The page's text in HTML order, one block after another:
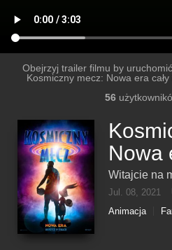
Obejrzyj trailer filmu by
Kosmiczny mecz: Nowa era
56
Nowa
Witajcie na
Jul. 08, 2021
Animacja